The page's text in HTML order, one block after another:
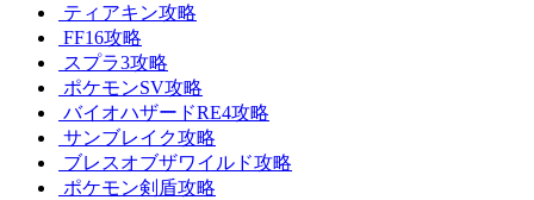
ティアキン攻略
FF16攻略
スプラ3攻略
ポケモンSV攻略
バイオハザードRE4攻略
サンブレイク攻略
ブレスオブザワイルド攻略
ポケモン剣盾攻略